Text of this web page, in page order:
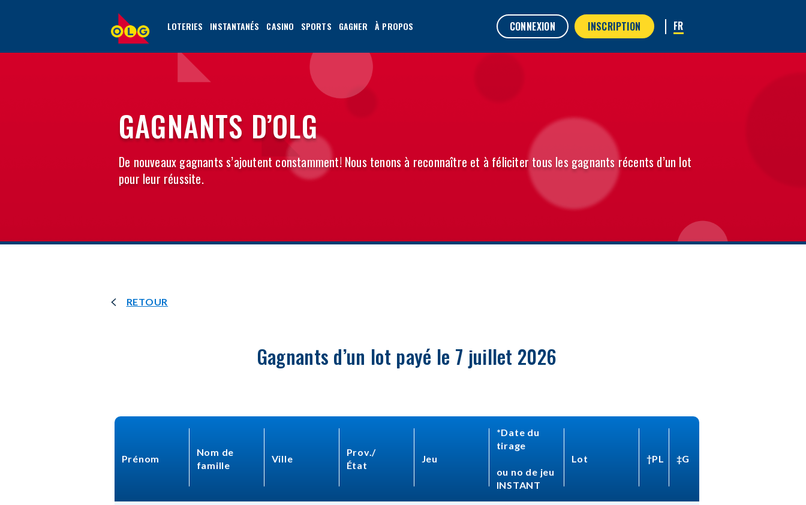
LOTERIES INSTANTANÉS CASINO SPORTS GAGNER À PROPOS CONNEXION INSCRIPTION
GAGNANTS D’OLG
De nouveaux gagnants s’ajoutent constamment! Nous tenons à reconnaître et à féliciter tous les gagnants récents d’un lot
pour leur réussite.
RETOUR
Gagnants d’un lot payé le 7 juillet 2026
Prénom
Nom de
famille
Ville
Prov./
État
Jeu
*Date du
tirage
ou no de jeu
INSTANT
Lot †PL ‡G